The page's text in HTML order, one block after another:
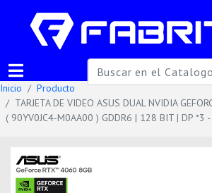
Inicio
Producto
TARJETA DE VIDEO ASUS DUAL NVIDIA
( 90YV0JC4-M0AA00 ) GDDR6 | 128 BIT | DP *3 -